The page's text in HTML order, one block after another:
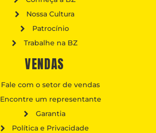
Nossa Cultura
Patrocínio
Trabalhe na BZ
VENDAS
Fale com o setor de vendas
Encontre um representante
Garantia
Política e Privacidade